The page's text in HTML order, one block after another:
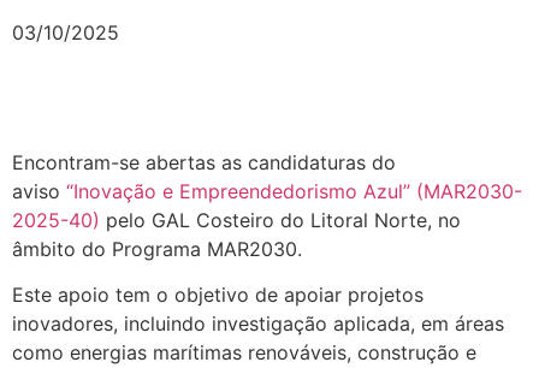
03/10/2025
Encontram-se abertas as candidaturas do
aviso “Inovação e Empreendedorismo Azul” (MAR2030-
2025-40) pelo GAL Costeiro do Litoral Norte, no
âmbito do Programa MAR2030.
Este apoio tem o objetivo de apoiar projetos
inovadores, incluindo investigação aplicada, em áreas
como energias marítimas renováveis, construção e